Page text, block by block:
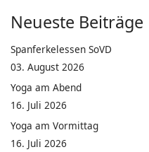
Neueste Beiträge
Spanferkelessen SoVD
03. August 2026
Yoga am Abend
16. Juli 2026
Yoga am Vormittag
16. Juli 2026